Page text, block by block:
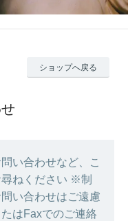
ショップへ戻る
い合わせなど、こ
ねください ※制
い合わせはご遠慮
はFaxでのご連絡